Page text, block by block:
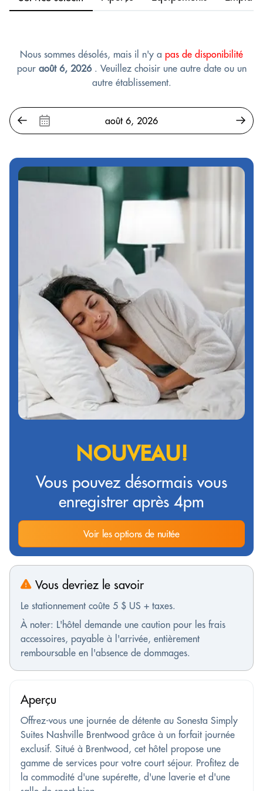
Nous sommes désolés, mais il n'y a pas de disponibilité
pour août 6, 2026. Veuillez choisir une autre date ou un
autre établissement.
NOUVEAU!
Vous pouvez désormais vous
enregistrer après 4pm
Voir les options de nuitée
Vous devriez le savoir
Le stationnement coûte 5 $ US + taxes.
À noter: L'hôtel demande une caution pour les frais
accessoires, payable à l'arrivée, entièrement
remboursable en l'absence de dommages.
Aperçu
Offrez-vous une journée de détente au Sonesta Simply
Suites Nashville Brentwood grâce à un forfait journée
exclusif. Situé à Brentwood, cet hôtel propose une
gamme de services pour votre court séjour. Profitez de
la commodité d'une supérette, d'une laverie et d'une